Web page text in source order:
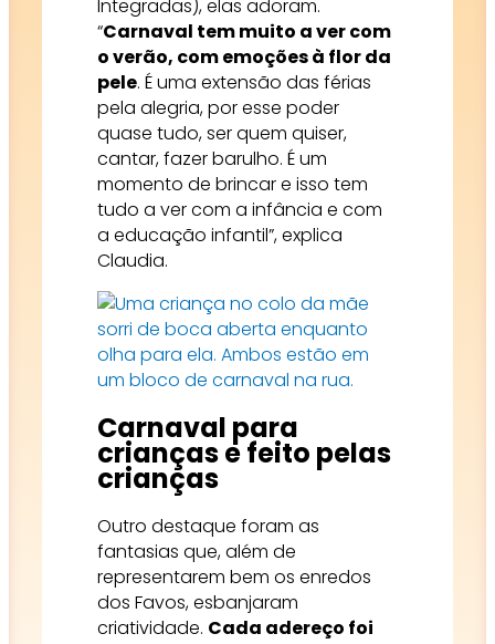
Integradas), elas adoram.
“Carnaval tem muito a ver com
o verão, com emoções à flor da
pele. É uma extensão das férias
pela alegria, por esse poder
quase tudo, ser quem quiser,
cantar, fazer barulho. É um
momento de brincar e isso tem
tudo a ver com a infância e com
a educação infantil”, explica
Claudia.
Carnaval para
crianças e feito pelas
crianças
Outro destaque foram as
fantasias que, além de
representarem bem os enredos
dos Favos, esbanjaram
criatividade. Cada adereço foi